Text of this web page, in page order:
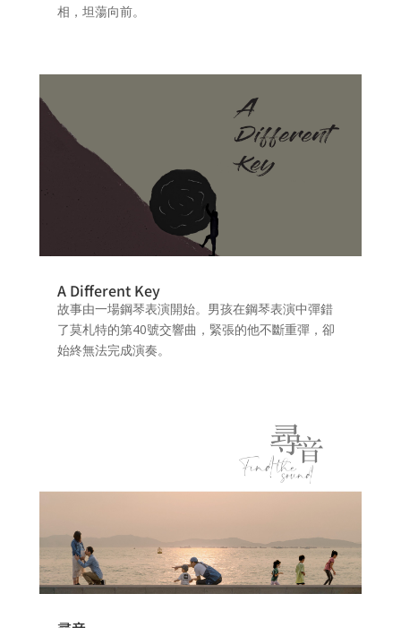
相，坦蕩向前。
A Different Key
故事由一場鋼琴表演開始。男孩在鋼琴表演中彈錯
了莫札特的第40號交響曲，緊張的他不斷重彈，卻
始終無法完成演奏。